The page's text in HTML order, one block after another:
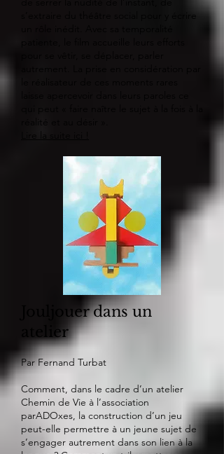
s’extraire du théâtre social pour y écrire
Jouljouer dans un
atelier
Par Fernand Turbat
Comment, dans le cadre d’un atelier
Chemin de Vie à l’association
parADOxes, la construction d’un jeu
peut-elle permettre à un jeune sujet de
s’engager autrement dans son lien à la